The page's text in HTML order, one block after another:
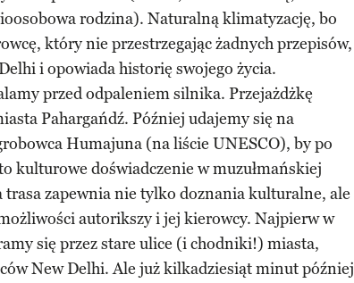
rodzina). Naturalną klimatyzację, bo
który nie przestrzegając żadnych przepisów,
i opowiada historię swojego życia.
przed odpaleniem silnika. Przejażdżkę
Pahargańdź. Później udajemy się na
Humajuna (na liście UNESCO), by po
kulturowe doświadczenie w muzułmańskiej
zapewnia nie tylko doznania kulturalne, ale
autorikszy i jej kierowcy. Najpierw w
się przez stare ulice (i chodniki!) miasta,
New Delhi. Ale już kilkadziesiąt minut później